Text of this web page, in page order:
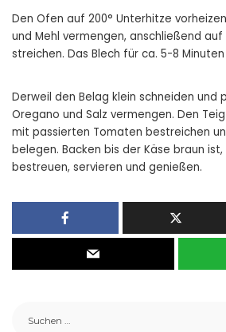
Den Ofen auf 200° Unterhitze
und Mehl vermengen, anschließend
streichen. Das Blech für ca. 5-8
Derweil den Belag klein schneiden und
Oregano und Salz vermengen. Den
mit passierten Tomaten bestreichen
belegen. Backen bis der Käse braun
bestreuen, servieren und genießen.